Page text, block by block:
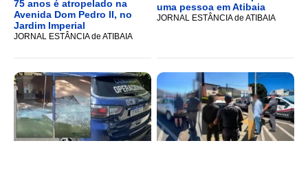
75 anos é atropelado na
Avenida Dom Pedro II, no
Jardim Imperial
JORNAL ESTÂNCIA de ATIBAIA
uma pessoa em Atibaia
JORNAL ESTÂNCIA de ATIBAIA